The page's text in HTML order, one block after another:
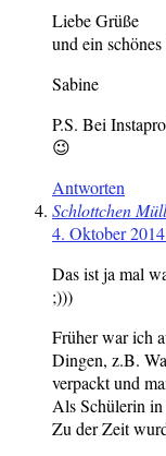
Liebe Grüße
und ein
Sabine
P.S. Bei
😉
Antworten
Schlottchen
4. Oktober
Das ist ja mal
;)))
Früher war ich
Dingen, z.B.
verpackt und
Als Schülerin in
Zu der Zeit